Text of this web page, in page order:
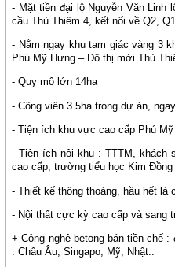
- Mặt tiền đại lộ Nguyễn Văn Linh
cầu Thủ Thiêm 4, kết nối về Q2,
- Nằm ngay khu tam giác vàng 3
Phú Mỹ Hưng – Đô thị mới Thủ
- Quy mô lớn 14ha
- Công viên 3.5ha trong dự án,
- Tiện ích khu vực cao cấp Phú
- Tiện ích nội khu : TTTM, khách
cao cấp, trường tiểu học Kim
- Thiết kế thông thoáng, hầu hết là
- Nội thất cực kỳ cao cấp và sang
+ Công nghệ betong bán tiền chế
: Châu Âu, Singapo, Mỹ, Nhật..